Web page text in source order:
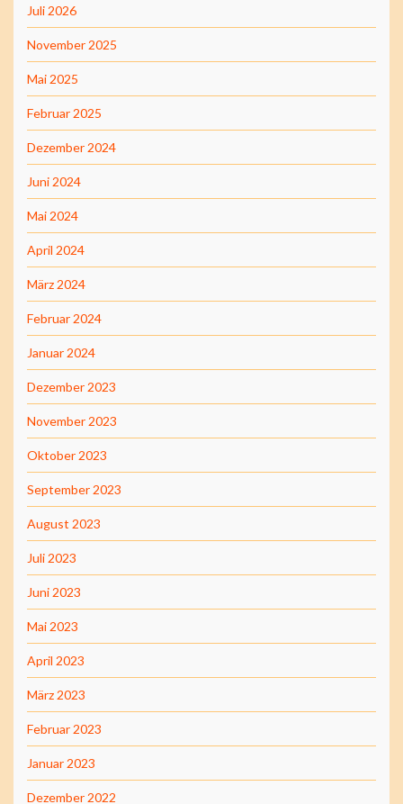
Juli 2026
November 2025
Mai 2025
Februar 2025
Dezember 2024
Juni 2024
Mai 2024
April 2024
März 2024
Februar 2024
Januar 2024
Dezember 2023
November 2023
Oktober 2023
September 2023
August 2023
Juli 2023
Juni 2023
Mai 2023
April 2023
März 2023
Februar 2023
Januar 2023
Dezember 2022